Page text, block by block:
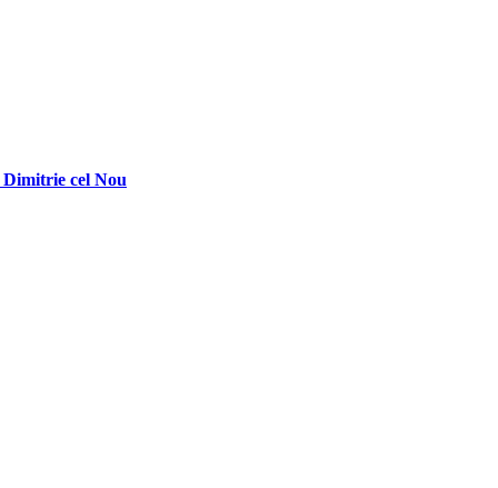
Dimitrie cel Nou